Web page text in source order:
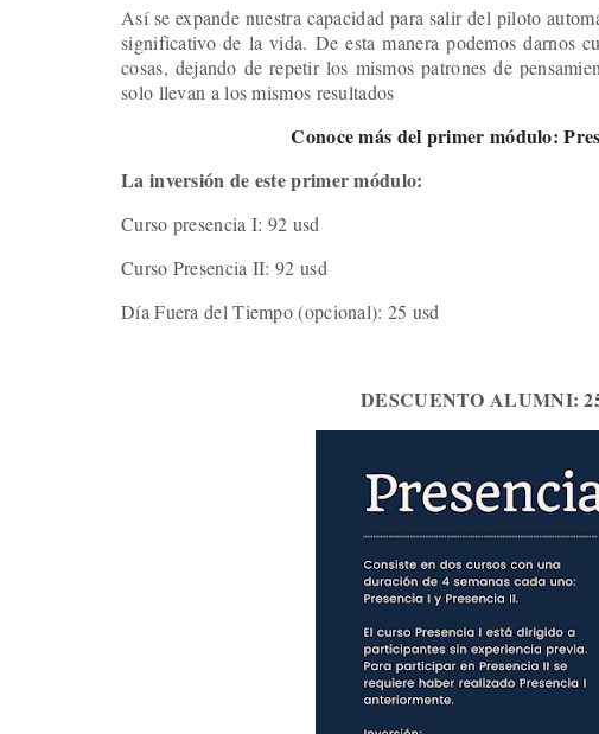
Así se expande nuestra capacidad para salir del piloto
significativo de la vida. De esta manera podemos darnos
cosas, dejando de repetir los mismos patrones de
solo llevan a los mismos resultados
Conoce más del primer módulo:
La inversión de este primer módulo:
Curso presencia I: 92 usd
Curso Presencia II: 92 usd
Día Fuera del Tiempo (opcional): 25 usd
DESCUENTO ALUMNI: